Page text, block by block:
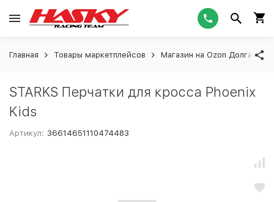
Главная Товары маркетплейсов Магазин на Ozon Долгашева
STARKS Перчатки для кросса Phoenix
Kids
Артикул: 36614651110474483